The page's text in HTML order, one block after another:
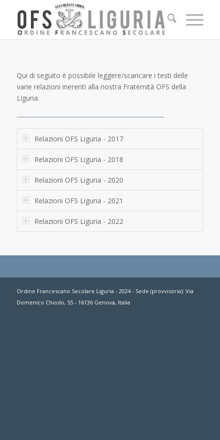
Qui di seguito è possibile leggere/scaricare i testi delle
varie relazioni inerenti alla nostra Fraternità OFS della
Liguria.
Relazioni OFS Liguria - 2017
Relazioni OFS Liguria - 2018
Relazioni OFS Liguria - 2020
Relazioni OFS Liguria - 2021
Relazioni OFS Liguria - 2022
Ordine Francescano Secolare Liguria - 2024 - Sede (provvisoria): Via
Domenico Chiodo, 55 - 16136 Genova, Italia